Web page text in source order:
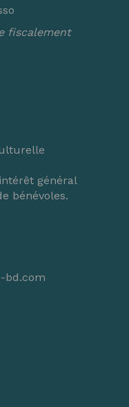
fiscalement
général
bénévoles.
bd.com